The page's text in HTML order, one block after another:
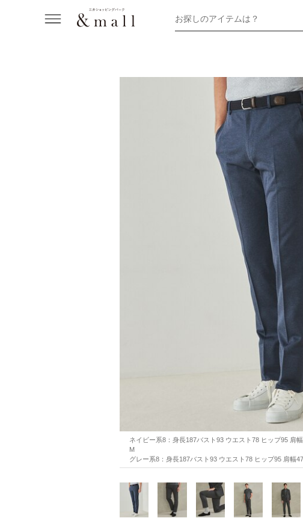
お探しのアイテムは？
ネイビー系8：身長187バスト93 ウエスト78 ヒップ95 肩
M
グレー系8：身長187バスト93 ウエスト78 ヒップ95 肩幅